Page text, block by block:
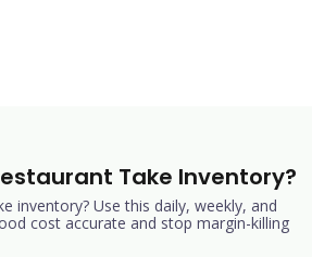
Take Inventory?
inventory? Use this daily, weekly, and
cost accurate and stop margin-killing